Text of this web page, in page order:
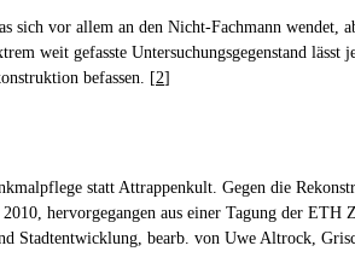
sich vor allem an den Nicht-Fachmann
weit gefasste Untersuchungsgegenstand
befassen. [2]
statt Attrappenkult. Gegen die
hervorgegangen aus einer Tagung der ETH
Stadtentwicklung, bearb. von Uwe Altrock,